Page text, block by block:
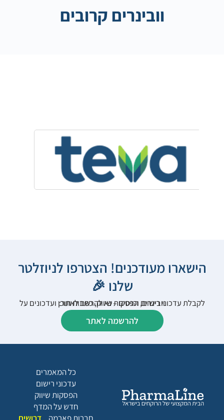
וובינרים קרובים
הישארו מעודכנים! הצטרפו לניוזלטר
שלנו 🎉
לקבלת עדכוני רישום, הפסקות שיווק, כתבות תוכן ועדכונים על וובינרים וכנסים – נא להרשם לאתר:
להרשמה לאתר
כל המאמרים
עדכוני רישום
הפסקות שיווק
חדש על המדף